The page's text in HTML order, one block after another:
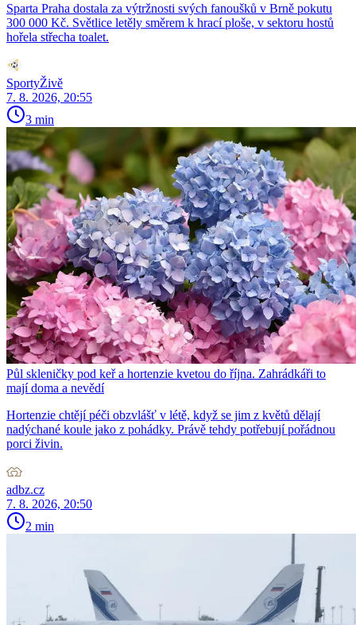
Sparta Praha dostala za výtržnosti svých fanoušků v Brně pokutu
300 000 Kč. Světlice letěly směrem k hrací ploše, v sektoru hostů
hořela střecha toalet.
SportyŽivě
7. 8. 2026, 20:55
3 min
Půl skleničky pod keř a hortenzie kvetou do října. Zahrádkáři to
mají doma a nevědí
Hortenzie chtějí péči obzvlášť v létě, když se jim z květů dělají
nadýchané koule jako z pohádky. Právě tehdy potřebují pořádnou
porci živin.
adbz.cz
7. 8. 2026, 20:50
2 min